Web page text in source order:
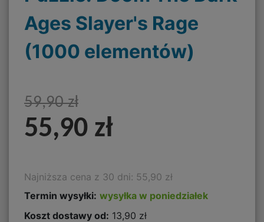
Ages Slayer's Rage
(1000 elementów)
59,90 zł
55,90 zł
Najniższa cena z 30 dni: 55,90 zł
Termin wysyłki: wysyłka w poniedziałek
Koszt dostawy od: 13,90 zł